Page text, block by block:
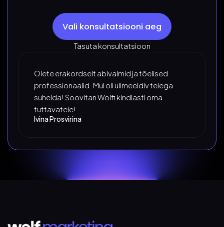
Vali konsultatsiooni aeg
Tasuta konsultatsioon
Olete erakordselt abivalmid ja tõelised
professionaalid. Mul oli ülimeeldiv teiega
suhelda! Soovitan Wolfi kindlasti oma
tuttavatele!
Ivina Prosvirina